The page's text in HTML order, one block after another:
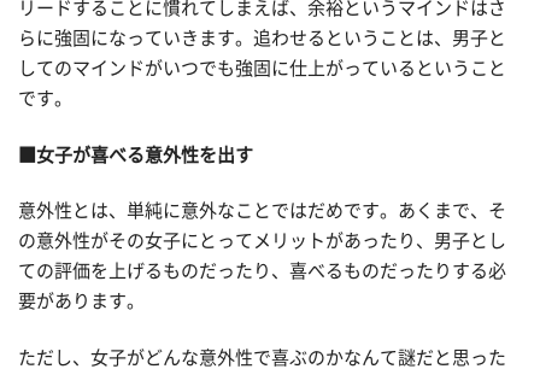
リードすることに慣れてしまえば、余裕というマインドはさ
らに強固になっていきます。追わせるということは、男子と
してのマインドがいつでも強固に仕上がっているということ
です。
■女子が喜べる意外性を出す
意外性とは、単純に意外なことではだめです。あくまで、そ
の意外性がその女子にとってメリットがあったり、男子とし
ての評価を上げるものだったり、喜べるものだったりする必
要があります。
ただし、女子がどんな意外性で喜ぶのかなんて謎だと思った